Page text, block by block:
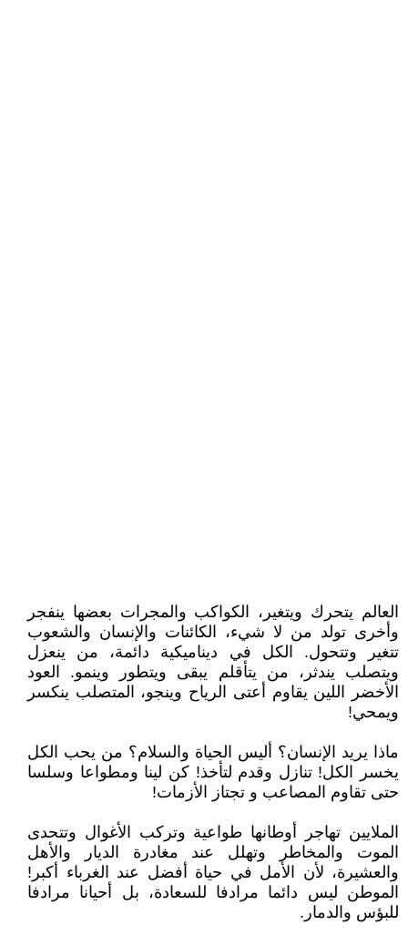
العالم يتحرك ويتغير، الكواكب والمجرات بعضها ينفجر
وأخرى تولد من لا شيء، الكائنات والإنسان والشعوب
تتغير وتتحول. الكل في ديناميكية دائمة، من ينعزل
ويتصلب يندثر، من يتأقلم يبقى ويتطور وينمو. العود
الأخضر اللين يقاوم أعتى الرياح وينجو، المتصلب ينكسر
ويمحي!
ماذا يريد الإنسان؟ أليس الحياة والسلام؟ من يحب الكل
يخسر الكل! تنازل وقدم لتأخذ! كن لينا ومطواعا وسلسا
حتى تقاوم المصاعب و تجتاز الأزمات!
الملايين تهاجر أوطانها طواعية وتركب الأغوال وتتحدى
الموت والمخاطر وتهلل عند مغادرة الديار والأهل
والعشيرة، لأن الأمل في حياة أفضل عند الغرباء أكبر!
الموطن ليس دائما مرادفا للسعادة، بل أحيانا مرادفا
للبؤس والدمار.